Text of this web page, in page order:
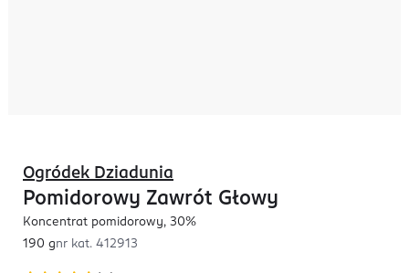
Ogródek Dziadunia
Pomidorowy Zawrót Głowy
Koncentrat pomidorowy, 30%
190 gnr kat. 412913